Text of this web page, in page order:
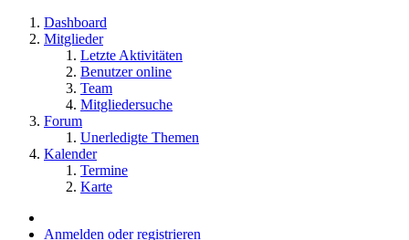
Dashboard
Mitglieder
Letzte Aktivitäten
Benutzer online
Team
Mitgliedersuche
Forum
Unerledigte Themen
Kalender
Termine
Karte
Anmelden oder registrieren